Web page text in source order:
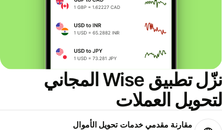
نزّل تطبيق Wise المجاني
العملات
مقارنة مقدمي خدمات تحويل الأموال